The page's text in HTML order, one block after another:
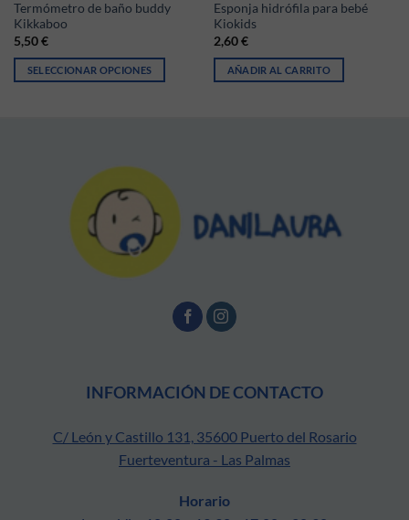
Termómetro de baño buddy
Kikkaboo
5,50€
SELECCIONAR OPCIONES
Esponja hidrófila para bebé
Kiokids
2,60€
AÑADIR AL CARRITO
INFORMACIÓN DE CONTACTO
C/ León y Castillo 131, 35600 Puerto del Rosario
Fuerteventura - Las Palmas
Horario